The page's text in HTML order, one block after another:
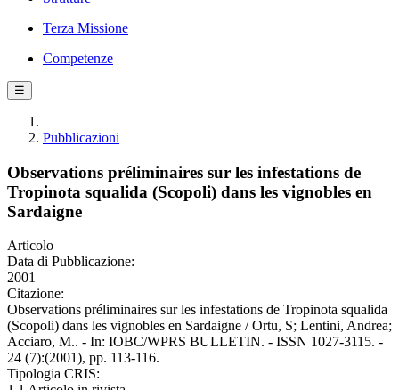
Terza Missione
Competenze
☰
Pubblicazioni
Observations préliminaires sur les infestations de
Tropinota squalida (Scopoli) dans les vignobles en
Sardaigne
Articolo
Data di Pubblicazione:
2001
Citazione:
Observations préliminaires sur les infestations de Tropinota squalida
(Scopoli) dans les vignobles en Sardaigne / Ortu, S; Lentini, Andrea;
Acciaro, M.. - In: IOBC/WPRS BULLETIN. - ISSN 1027-3115. -
24 (7):(2001), pp. 113-116.
Tipologia CRIS: